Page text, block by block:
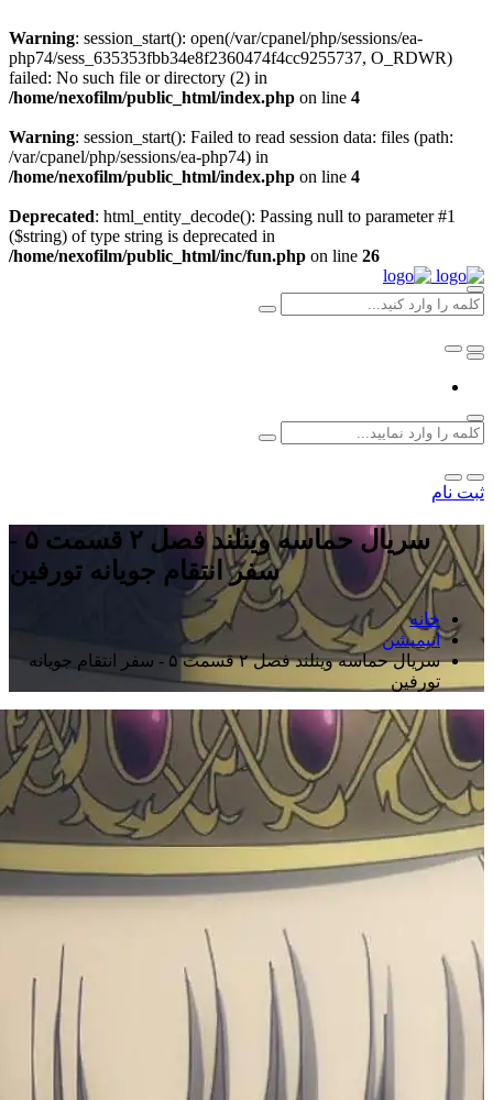
Warning: session_start(): open(/var/cpanel/php/sessions/ea-
php74/sess_635353fbb34e8f2360474f4cc9255737, O_RDWR)
failed: No such file or directory (2) in
/home/nexofilm/public_html/index.php on line 4
Warning: session_start(): Failed to read session data: files (path:
/var/cpanel/php/sessions/ea-php74) in
/home/nexofilm/public_html/index.php on line 4
Deprecated: html_entity_decode(): Passing null to parameter #1
($string) of type string is deprecated in
/home/nexofilm/public_html/inc/fun.php on line 26
ثبت نام
سریال حماسه وینلند فصل ۲ قسمت ۵ -
سفر انتقام جویانه تورفین
خانه
انیمیشن
سریال حماسه وینلند فصل ۲ قسمت ۵ - سفر انتقام جویانه
تورفین